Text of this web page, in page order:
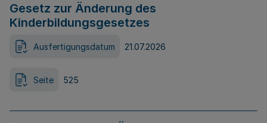
Gesetz zur Änderung des
Kinderbildungsgesetzes
Ausfertigungsdatum 21.07.2026
Seite 525